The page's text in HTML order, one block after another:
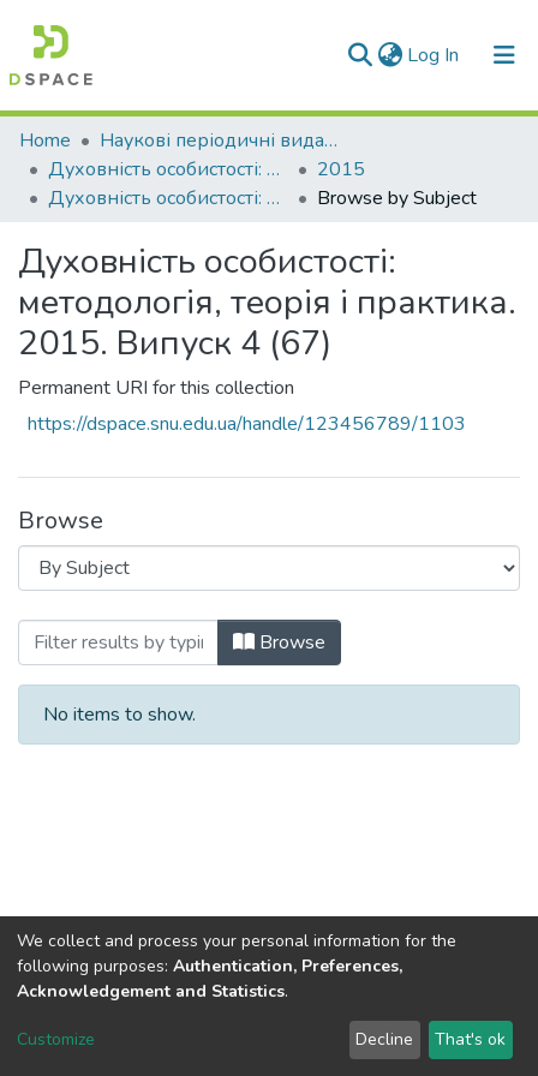
Log In (current)
Communities & Collections
All of DSpace
Home
Наукові періодичні видання СНУ ім. В. Даля
Духовність особистості: методологія, теорія і практика
2015
Духовність особистості: методологія, теорія і практика. 2015. Випуск 4 (67)
Browse by Subject
Духовність особистості:
методологія, теорія і практика.
2015. Випуск 4 (67)
Permanent URI for this collection
https://dspace.snu.edu.ua/handle/123456789/1103
Browse
Browsing Духовність особистості:
Browse
No items to show.
Dspace & Volodymyr Dahl East Ukrainian National University
LYRASIS
Send Feedback
We collect and process your personal information for the
following purposes: Authentication, Preferences,
Acknowledgement and Statistics.
Customize Decline That's ok